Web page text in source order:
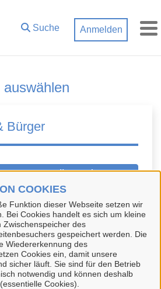
COOKIES
Funktion dieser Webseite setzen wir
Bei Cookies handelt es sich um kleine
Zwischenspeicher des
gespeichert werden. Die
Wiedererkennung des
Cookies ein, damit unsere
sicher läuft. Sie sind für den Betrieb
notwendig und können deshalb
Cookies).
Suche Anmelden
Bürger
erstellen oder
Konto zur
und Bürger. Sie
registrieren. Mit einem
Sie sich in unserem Portal